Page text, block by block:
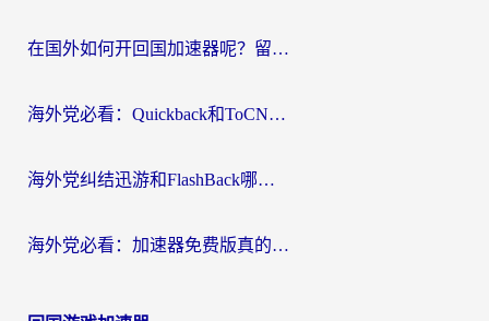
在国外如何开回国加速器呢？留学生亲测的无缝访问国内资源指南
海外党必看：Quickback和ToCN好用吗？3分钟选对回国加速器的实用指南
海外党纠结迅游和FlashBack哪个好？2026实用指南教你选对回国加速器
海外党必看：加速器免费版真的能解决回国访问难题吗？附实用选择指南